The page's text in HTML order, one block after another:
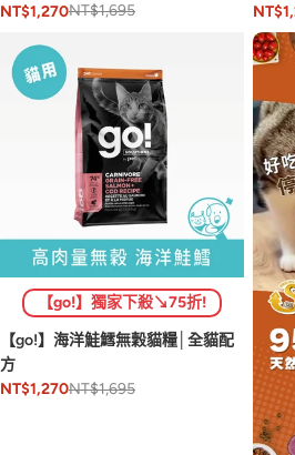
NT$1,270NT$1,695
【go!】獨家下殺↘75折!
【go!】海洋鮭鱈無穀貓糧│全貓配
方
NT$1,270NT$1,695